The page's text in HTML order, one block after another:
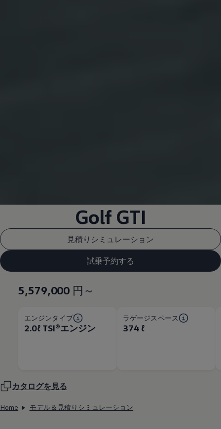
Golf GTI
見積りシミュレーション
試乗予約する
5,579,000 円～
エンジンタイプ
2.0ℓ TSI®エンジン
ラゲージスペース
374 ℓ
カタログを見る
Home モデル＆見積りシミュレーション